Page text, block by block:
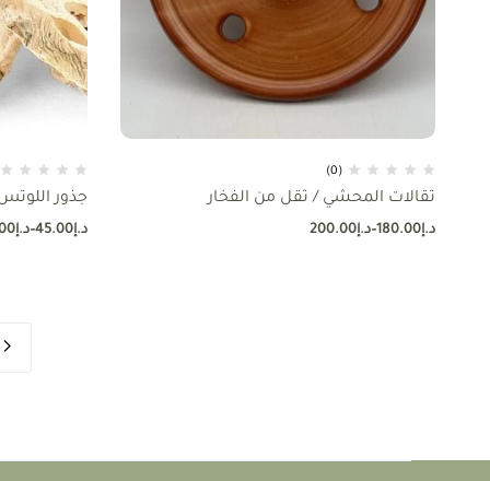
(0)
ثقالات المحشي / ثقل من الفخار
د.إ180.00
–د.إ200.00
جذور
د.إ45.00
–د.إ